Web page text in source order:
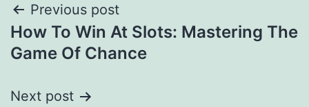
Previous post
How To Win At Slots: Mastering The
Game Of Chance
Next post